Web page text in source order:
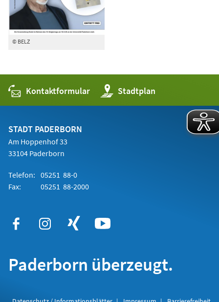
© BELZ
Kontaktformular Stadtplan
(Öffnet
in
einem
STADT PADERBORN
Am Hoppenhof 33
33104 Paderborn
Telefon: 05251 88-0
Fax:
05251 88-2000
Paderborn überzeugt.